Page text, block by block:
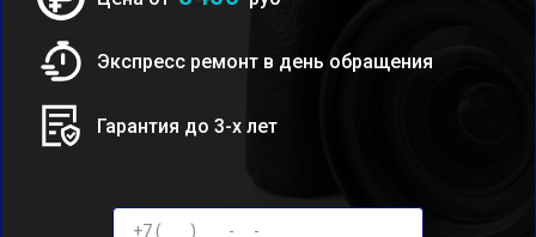
Экспресс ремонт в день обращения
Гарантия до 3-х лет